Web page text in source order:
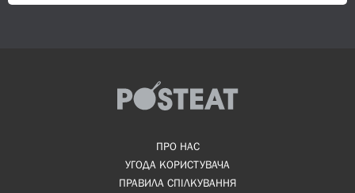
ПРО НАС
УГОДА КОРИСТУВАЧА
ПРАВИЛА СПІЛКУВАННЯ